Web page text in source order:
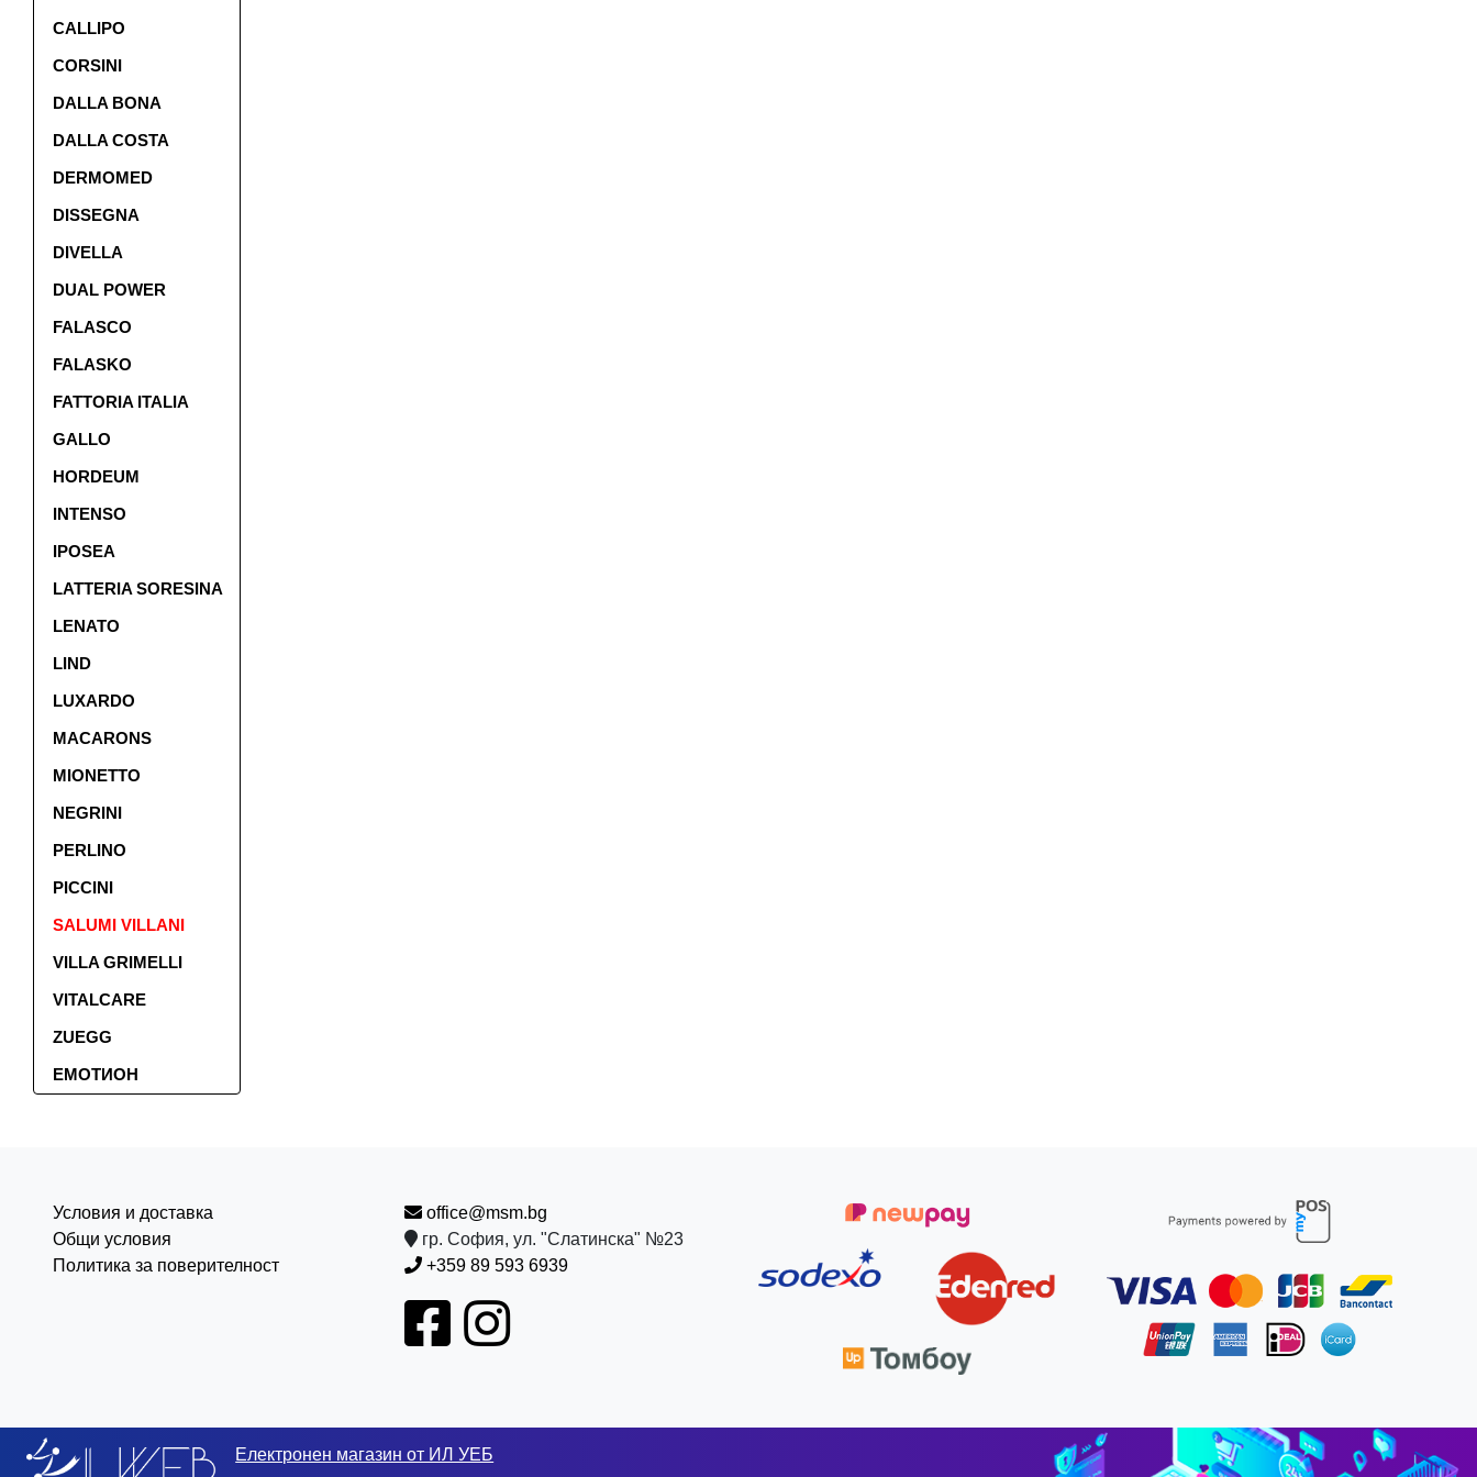
CALLIPO
CORSINI
DALLA BONA
DALLA COSTA
DERMOMED
DISSEGNA
DIVELLA
DUAL POWER
FALASCO
FALASKO
FATTORIA ITALIA
GALLO
HORDEUM
INTENSO
IPOSEA
LATTERIA SORESINA
LENATO
LIND
LUXARDO
MACARONS
MIONETTO
NEGRINI
PERLINO
PICCINI
SALUMI VILLANI
VILLA GRIMELLI
VITALCARE
ZUEGG
ЕМОТИОН
Условия и доставка
Общи условия
Политика за поверителност
office@msm.bg
гр. София, ул. "Слатинска" №23
+359 89 593 6939
Електронен магазин от ИЛ УЕБ